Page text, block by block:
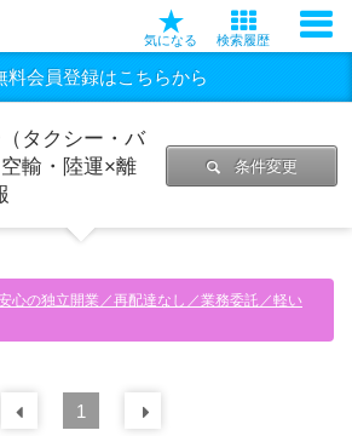
気になる 検索履歴
料会員登録はこちらから
タクシー・バ
輸・陸運×離
条件変更
心の独立開業／再配達なし／業務委託／軽い
前の 件
1